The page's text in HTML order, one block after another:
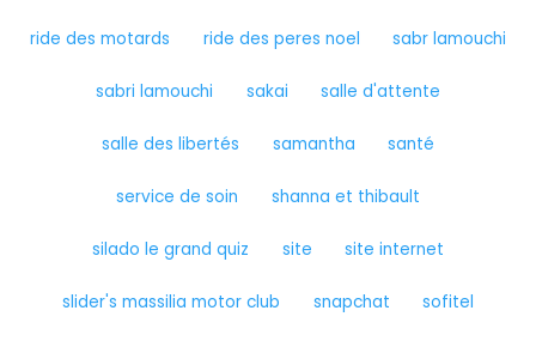
ride des motards ride des peres noel sabr lamouchi
sabri lamouchi sakai salle d'attente
salle des libertés samantha santé
service de soin shanna et thibault
silado le grand quiz site site internet
slider's massilia motor club snapchat sofitel